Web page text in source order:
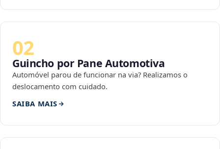
02
Guincho por Pane Automotiva
Automóvel parou de funcionar na via? Realizamos o
deslocamento com cuidado.
SAIBA MAIS